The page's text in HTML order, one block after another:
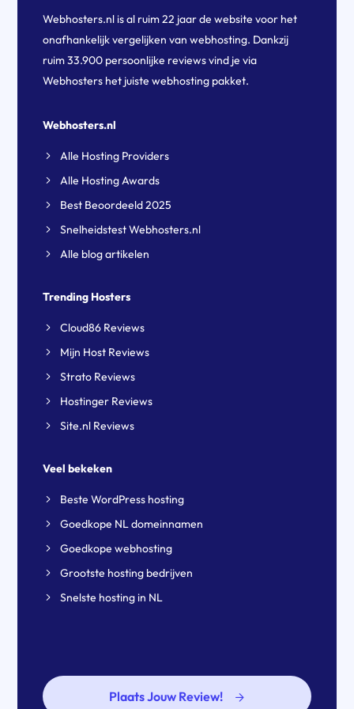
Webhosters.nl is al ruim 22 jaar de website voor het
onafhankelijk vergelijken van webhosting. Dankzij
ruim 33.900 persoonlijke reviews vind je via
Webhosters het juiste webhosting pakket.
Webhosters.nl
Alle Hosting Providers
Alle Hosting Awards
Best Beoordeeld 2025
Snelheidstest Webhosters.nl
Alle blog artikelen
Trending Hosters
Cloud86 Reviews
Mijn Host Reviews
Strato Reviews
Hostinger Reviews
Site.nl Reviews
Veel bekeken
Beste WordPress hosting
Goedkope NL domeinnamen
Goedkope webhosting
Grootste hosting bedrijven
Snelste hosting in NL
Plaats Jouw Review!